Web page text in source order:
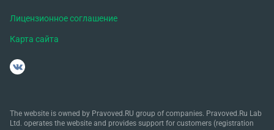
Лицензионное соглашение
Карта сайта
The website is owned by Pravoved.RU group of companies. Pravoved.Ru Lab
Ltd. operates the website and provides support for customers (registration